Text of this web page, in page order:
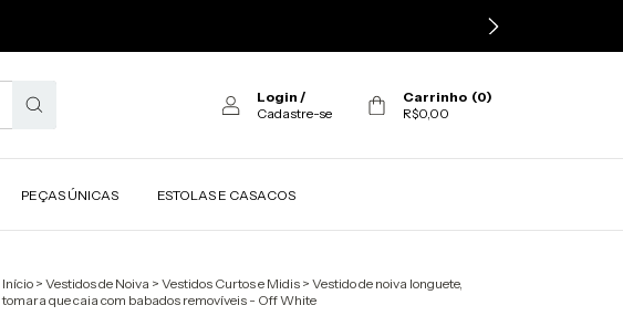
Login /
Cadastre-se
Carrinho (0)
R$0,00
PEÇAS ÚNICAS ESTOLAS E CASACOS
Início > Vestidos de Noiva > Vestidos Curtos e Midis > Vestido de noiva longuete,
tomara que caia com babados removíveis - Off White